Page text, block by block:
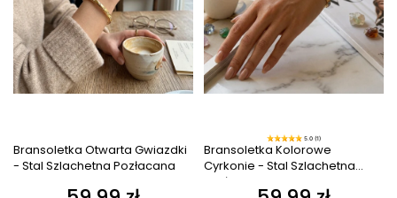
Bransoletka Otwarta Gwiazdki
- Stal Szlachetna Pozłacana
5.0 (1)
Bransoletka Kolorowe
Cyrkonie - Stal Szlachetna
Pozłacana